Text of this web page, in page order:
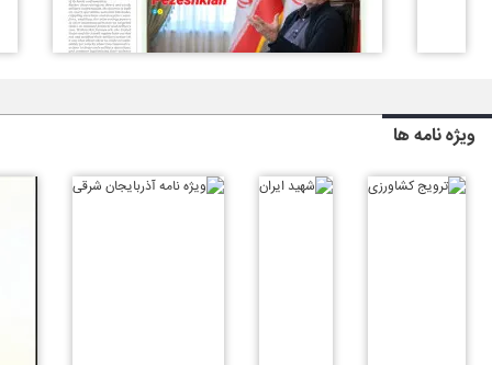
ویژه نامه ها